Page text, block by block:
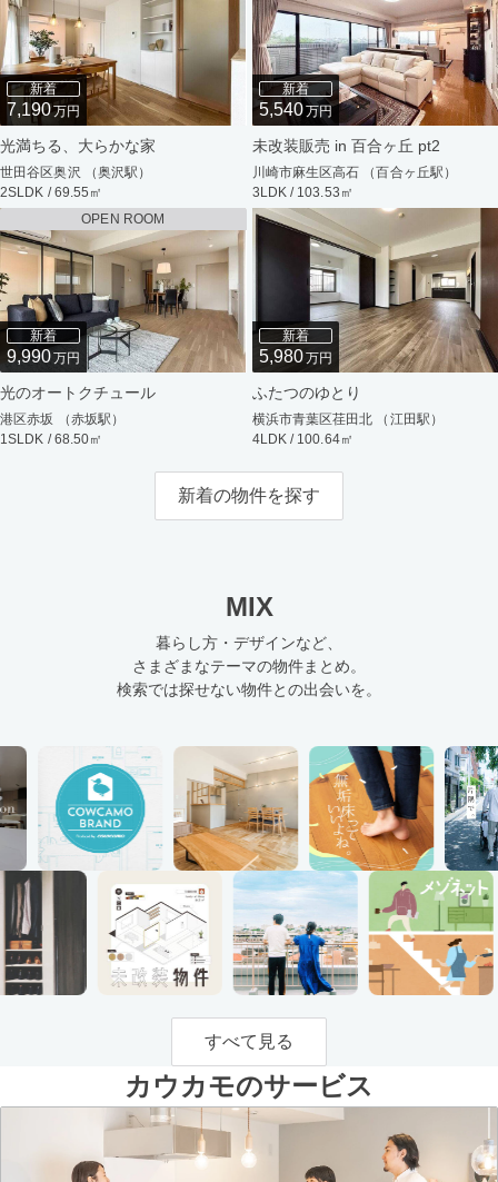
新着
7,190万円
光満ちる、大らかな家
世田谷区奥沢 （奥沢駅）
2SLDK / 69.55㎡
新着
5,540万円
未改装販売 in 百合ヶ丘 pt2
川崎市麻生区高石 （百合ヶ丘駅）
3LDK / 103.53㎡
OPEN ROOM
新着
9,990万円
光のオートクチュール
港区赤坂 （赤坂駅）
1SLDK / 68.50㎡
新着
5,980万円
ふたつのゆとり
横浜市青葉区荏田北 （江田駅）
4LDK / 100.64㎡
新着の物件を探す
MIX
暮らし方・デザインなど、
さまざまなテーマの物件まとめ。
検索では探せない物件との出会いを。
すべて見る
カウカモのサービス